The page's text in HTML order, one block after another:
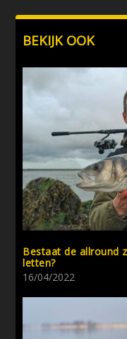
BEKIJK OOK
Bestaat de allround
letten?
16/04/2022